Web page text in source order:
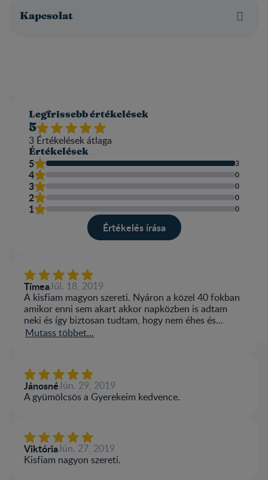
Kapcsolat
Legfrissebb értékelések
5
3 Értékelések átlaga​
Értékelések
5 3
4 0
3 0
2 0
1 0
Értékelés írása​
TímeaJúl. 18, 2019
A kisfiam magyon szereti. Nyáron a közel 40 fokban
amikor enni sem akart akkor napközben is adtam
neki és így biztosan tudtam, hogy nem éhes és
nyugodt lesz. A gyümölcsös a kedvence.
Mutass többet...
JánosnéJún. 29, 2019
A gyümölcsös a Gyerekeim kedvence.
ViktóriaJún. 27, 2019
Kisfiam nagyon szereti.